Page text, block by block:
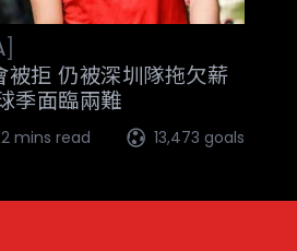
]
被拒 仍被深圳隊拖欠薪
季面臨兩難
2 mins read 13,473 goals